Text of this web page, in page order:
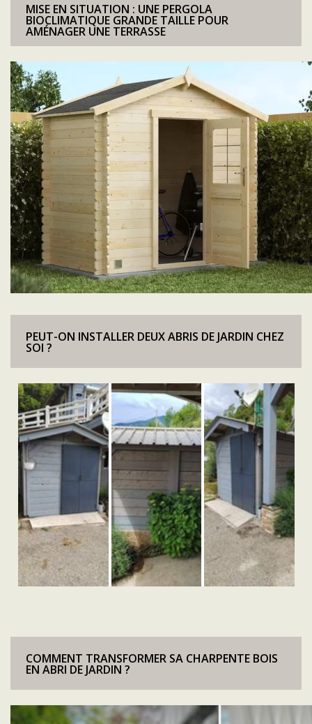
MISE EN SITUATION : UNE PERGOLA
BIOCLIMATIQUE GRANDE TAILLE POUR
AMÉNAGER UNE TERRASSE
PEUT-ON INSTALLER DEUX ABRIS DE JARDIN CHEZ
SOI ?
COMMENT TRANSFORMER SA CHARPENTE BOIS
EN ABRI DE JARDIN ?